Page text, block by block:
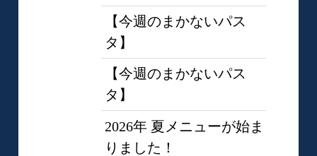
【今週のまかないパス
タ】
【今週のまかないパス
タ】
2026年 夏メニューが始ま
りました！